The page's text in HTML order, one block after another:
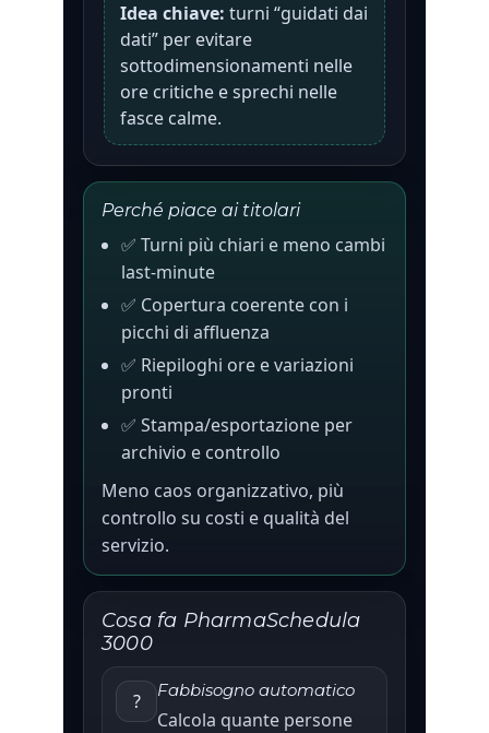
Idea chiave: turni “guidati dai
dati” per evitare
sottodimensionamenti nelle
ore critiche e sprechi nelle
fasce calme.
Perché piace ai titolari
✅ Turni più chiari e meno cambi
last-minute
✅ Copertura coerente con i
picchi di affluenza
✅ Riepiloghi ore e variazioni
pronti
✅ Stampa/esportazione per
archivio e controllo
Meno caos organizzativo, più
controllo su costi e qualità del
servizio.
Cosa fa PharmaSchedula
3000
? Fabbisogno automatico
Calcola quante persone